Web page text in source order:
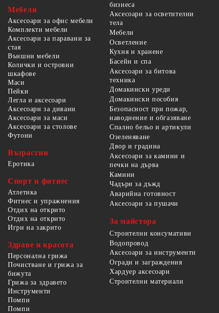
Мебели
Аксесоари за офис мебели
Комплекти мебели
Аксесоари за паравани за
стая
Външни мебели
Колички и островни
шкафове
Маси
Пейки
Легла и аксесоари
Аксесоари за дивани
Аксесоари за маси
Аксесоари за столове
Футони
Възрастни
Еротика
Спорт и фитнес
Атлетика
Фитнес и упражнения
Отдих на открито
Отдих на открито
Игри на закрито
Здраве и красота
Персонална грижа
Почистване и грижа за
бижута
Грижа за здравето
бизнеса
Аксесоари за осветителни
тела
Мебели
Осветление
Кухня и хранене
Басейн и спа
Аксесоари за битова
техника
Домакински уреди
Домакински пособия
Безопасност при пожар,
наводнение и обгазяване
Спално бельо и артикули
Озеленяване
Двор и градина
Аксесоари за камини и
печки на дърва
Камини
Чадъри за дъжд
Аварийна готовност
Аксесоари за пушачи
За майстора
Строителни консумативи
Водопровод
Аксесоари за инструменти
Огради и заграждения
Хардуер аксесоари
Строителни материали
Инструменти
Помпи
Помпи